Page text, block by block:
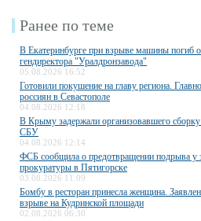
Ранее по теме
В Екатеринбурге при взрыве машины погиб
гендиректора "Уралдронзавода"
05.08.2026 16:52
Готовили покушение на главу региона.
россиян в Севастополе
04.08.2026 12:18
В Крыму задержали организовавшего
СБУ
04.08.2026 12:14
ФСБ сообщила о предотвращении подрыва у
прокуратуры в Пятигорске
03.08.2026 11:09
Бомбу в ресторан принесла женщина.
взрыве на Кудринской площади
02.08.2026 06:30